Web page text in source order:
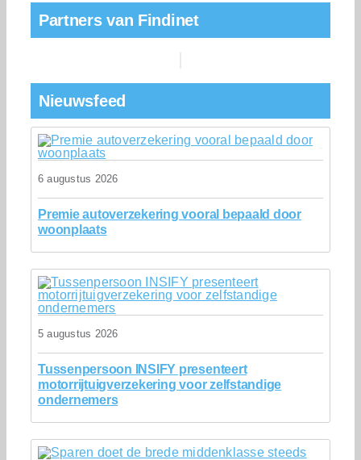
Partners van Findinet
Nieuwsfeed
6 augustus 2026
Premie autoverzekering vooral bepaald door
woonplaats
5 augustus 2026
Tussenpersoon INSIFY presenteert
motorrijtuigverzekering voor zelfstandige
ondernemers